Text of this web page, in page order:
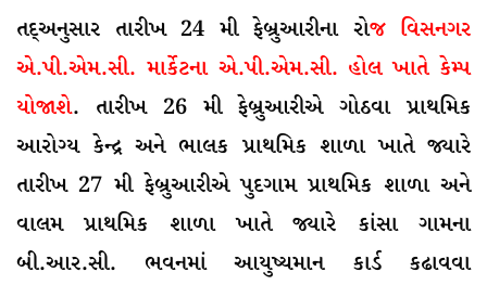
તદ્અનુસાર તારીખ 24 મી ફેબ્રુઆરીના રોજ વિસનગર
એ.પી.એમ.સી. માર્કેટના એ.પી.એમ.સી. હોલ ખાતે કેમ્પ
યોજાશે. તારીખ 26 મી ફેબ્રુઆરીએ ગોઠવા પ્રાથમિક
આરોગ્ય કેન્દ્ર અને ભાલક પ્રાથમિક શાળા ખાતે જ્યારે
તારીખ 27 મી ફેબ્રુઆરીએ પુદગામ પ્રાથમિક શાળા અને
વાલમ પ્રાથમિક શાળા ખાતે જ્યારે કાંસા ગામના
બી.આર.સી. ભવનમાં આયુષ્યમાન કાર્ડ કઢાવવા